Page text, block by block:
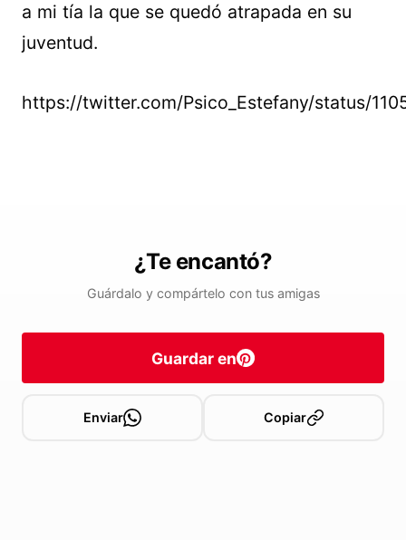
a mi tía la que se quedó atrapada en su
juventud.
https://twitter.com/Psico_Estefany/status/
¿Te encantó?
Guárdalo y compártelo con tus amigas
Guardar en
Enviar Copiar